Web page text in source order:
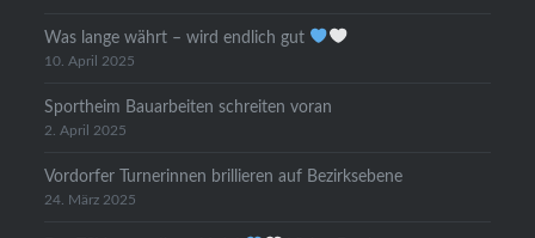
Was lange währt – wird endlich gut
10. April 2025
Sportheim Bauarbeiten schreiten voran
2. April 2025
Vordorfer Turnerinnen brillieren auf Bezirksebene
24. März 2025